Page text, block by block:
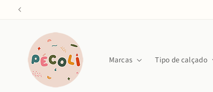
para o
Marcas Tipo de calçado